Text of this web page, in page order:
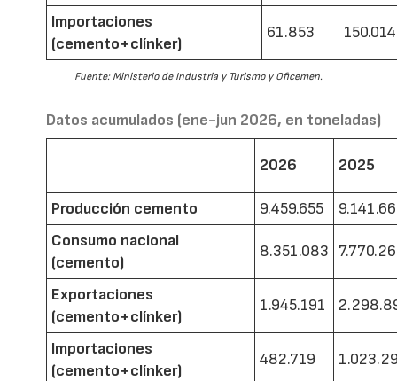
Importaciones
(cemento+clínker)
61.853 150.014
Fuente: Ministerio de Industria y Turismo y Oficemen.
Datos acumulados (ene-jun 2026, en toneladas)
2026 2025
Producción cemento 9.459.655
Consumo nacional
(cemento)
8.351.083
Exportaciones
(cemento+clínker)
1.945.191
Importaciones
(cemento+clínker)
482.719